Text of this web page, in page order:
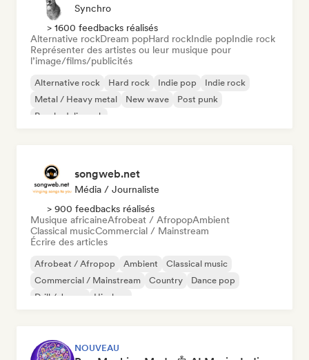
Synchro
> 1600 feedbacks réalisés
Alternative rockDream popHard rockIndie popIndie rock
Représenter des artistes ou leur musique pour
l’image/films/publicités
Alternative rock Hard rock Indie pop
Indie rock
Metal / Heavy metal
New wave
Post punk
Psychedelic rock
songweb.net
Média / Journaliste
> 900 feedbacks réalisés
Musique africaineAfrobeat / AfropopAmbient
Classical musicCommercial / Mainstream
Écrire des articles
Afrobeat / Afropop Ambient
Classical music
Commercial / Mainstream
Country
Dance pop
Drill / Jersey
Hip-hop
NOUVEAU